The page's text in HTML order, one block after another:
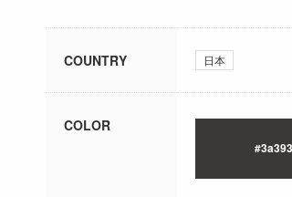
COUNTRY 日本
COLOR